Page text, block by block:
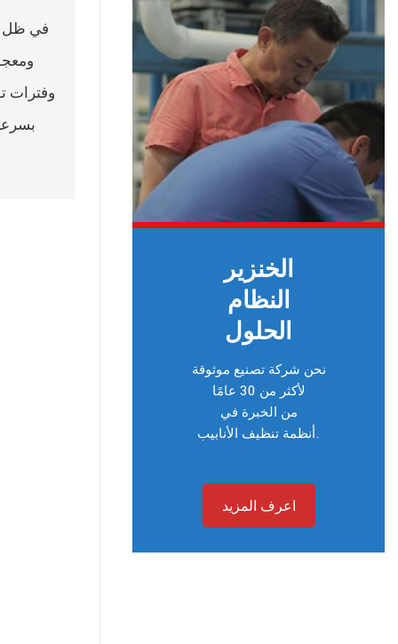
في ظل
وفترات
الخنزير
النظام
الحلول
نحن شركة تصنيع موثوقة
لأكثر من 30 عامًا
من الخبرة في
أنظمة تنظيف الأنابيب.
اعرف المزيد